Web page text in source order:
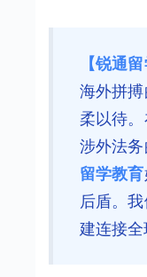
【锐通
海外拼
柔以待
涉外法
留学教育
后盾。
建连接全